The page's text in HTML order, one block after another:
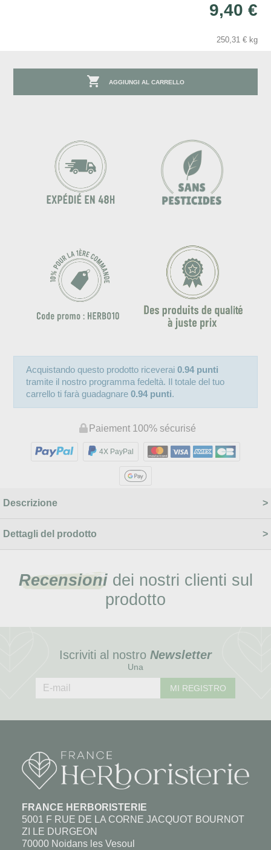
9,40 €
250,31 € kg
 AGGIUNGI AL CARRELLO
Acquistando questo prodotto riceverai0.94 punti
tramite il nostro programma fedeltà. Il totale del tuo
carrello ti farà guadagnare0.94 punti.
Paiement 100% sécurisé
4X PayPal
Descrizione
Dettagli del prodotto
Recensionidei nostri clienti sul
prodotto
Iscriviti al nostro Newsletter
Una
MI REGISTRO
FRANCE HERBORISTERIE
5001 F RUE DE LA CORNE JACQUOT BOURNOT
ZI LE DURGEON
70000 Noidans les Vesoul